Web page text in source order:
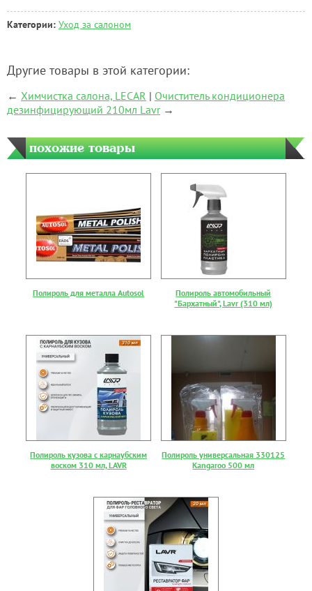
Категории: Уход за салоном
Другие товары в этой категории:
← Химчистка салона, LECAR | Очиститель кондиционера
дезинфицирующий 210мл Lavr→
похожие товары
Полироль для металла Autosol
Полироль автомобильный
"Бархатный", Lavr (310 мл)
Полироль кузова с карнаубским
воском 310 мл, LAVR
Полироль универсальная 330125
Kangaroo 500 мл